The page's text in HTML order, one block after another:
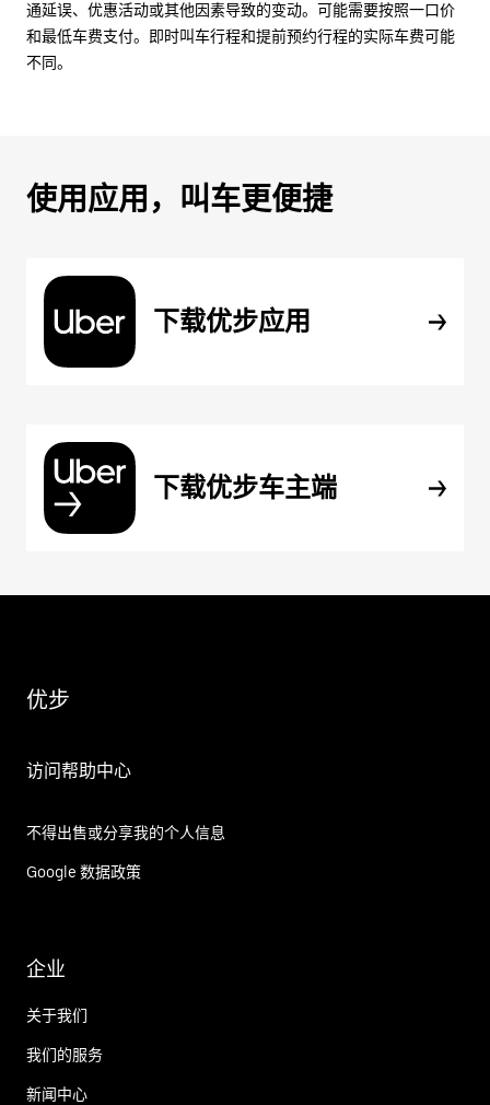
通延误、优惠活动或其他因素导致的变动。可能需要按照一口价
和最低车费支付。即时叫车行程和提前预约行程的实际车费可能
不同。
使用应用，叫车更便捷
下载优步应用
下载优步车主端
优步
访问帮助中心
不得出售或分享我的个人信息
Google 数据政策
企业
关于我们
我们的服务
新闻中心